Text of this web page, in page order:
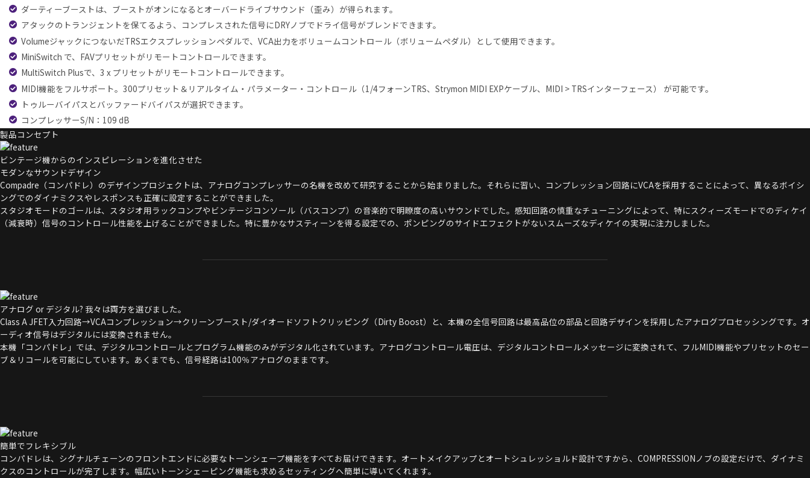
ダーティーブーストは、ブーストがオンになるとオーバードライブサウンド（歪み）が得られます。
アタックのトランジェントを保てるよう、コンプレスされた信号にDRYノブでドライ信号がブレンドできます。
VolumeジャックにつないだTRSエクスプレッションペダルで、VCA出力をボリュームコントロール（ボリュームペダル）として使用できます。
MiniSwitch で、FAVプリセットがリモートコントロールできます。
MultiSwitch Plusで、3 x プリセットがリモートコントロールできます。
MIDI機能をフルサポート。300プリセット＆リアルタイム・パラメーター・コントロール（1/4フォーンTRS、Strymon MIDI EXPケーブル、MIDI > TRSインターフェース） が可能です。
トゥルーバイパスとバッファードバイパスが選択できます。
コンプレッサーS/N：109 dB
製品コンセプト
ビンテージ機からのインスピレーションを進化させた
モダンなサウンドデザイン
Compadre（コンパドレ）のデザインプロジェクトは、アナログコンプレッサーの名機を改めて研究することから始まりました。それらに習い、コンプレッション回路にVCAを採用することによって、異なるボイシ
ングでのダイナミクスやレスポンスも正確に設定することができました。
スタジオモードのゴールは、スタジオ用ラックコンプやビンテージコンソール（バスコンプ）の音楽的で明瞭度の高いサウンドでした。感知回路の慎重なチューニングによって、特にスクィーズモードでのディケイ
（減衰時）信号のコントロール性能を上げることができました。特に豊かなサスティーンを得る設定での、ポンピングのサイドエフェクトがないスムーズなディケイの実現に注力しました。
アナログ or デジタル? 我々は両方を選びました。
Class A JFET入力回路→VCAコンプレッション→クリーンブースト/ダイオードソフトクリッピング（Dirty Boost）と、本機の全信号回路は最高品位の部品と回路デザインを採用したアナログプロセッシングです。オ
ーディオ信号はデジタルには変換されません。
本機「コンパドレ」では、デジタルコントロールとプログラム機能のみがデジタル化されています。アナログコントロール電圧は、デジタルコントロールメッセージに変換されて、フルMIDI機能やプリセットのセー
ブ＆リコールを可能にしています。あくまでも、信号経路は100％アナログのままです。
簡単でフレキシブル
コンパドレは、シグナルチェーンのフロントエンドに必要なトーンシェープ機能をすべてお届けできます。オートメイクアップとオートシュレッショルド設計ですから、COMPRESSIONノブの設定だけで、ダイナミ
クスのコントロールが完了します。幅広いトーンシェーピング機能も求めるセッティングへ簡単に導いてくれます。